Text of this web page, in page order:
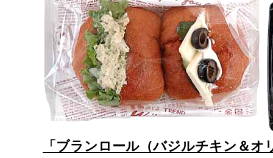
「ブランロール（バジルチキン＆